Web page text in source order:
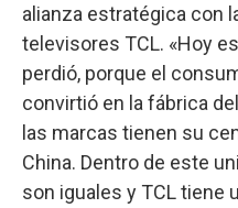
alianza estratégica con
televisores TCL. «Hoy
perdió, porque el
convirtió en la fábrica
las marcas tienen su
China. Dentro de este
son iguales y TCL tiene